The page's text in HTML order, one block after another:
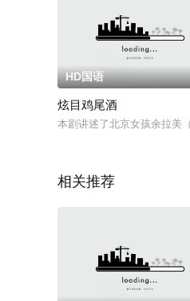
HD国语
炫目鸡尾酒
本剧讲述了北京女孩余拉美
相关推荐